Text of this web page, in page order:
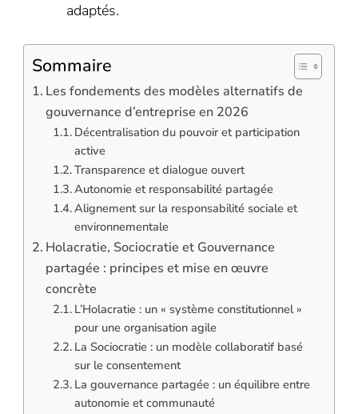
adaptés.
Sommaire
Les fondements des modèles alternatifs de
gouvernance d’entreprise en 2026
Décentralisation du pouvoir et participation
active
Transparence et dialogue ouvert
Autonomie et responsabilité partagée
Alignement sur la responsabilité sociale et
environnementale
Holacratie, Sociocratie et Gouvernance
partagée : principes et mise en œuvre
concrète
L’Holacratie : un « système constitutionnel »
pour une organisation agile
La Sociocratie : un modèle collaboratif basé
sur le consentement
La gouvernance partagée : un équilibre entre
autonomie et communauté